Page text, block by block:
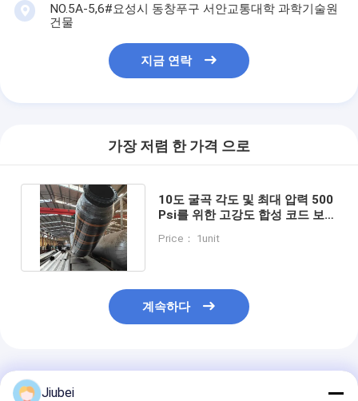
NO.5A-5,6#요성시 동창푸구 서안교통대학 과학기술원
건물
지금 연락
가장 저렴 한 가격 으로
10도 굴곡 각도 및 최대 압력 500
Psi를 위한 고강도 합성 코드 보강
Price： 1unit
계속하다
추천된 제품
Jiubei